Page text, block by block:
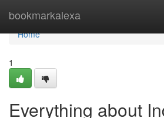
bookmarkalexa
Home
Home
1
Everything about